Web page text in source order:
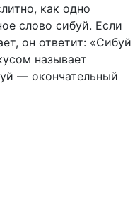
как одно
слово сибуй. Если
он ответит: «Сибуй
называет
— окончательный